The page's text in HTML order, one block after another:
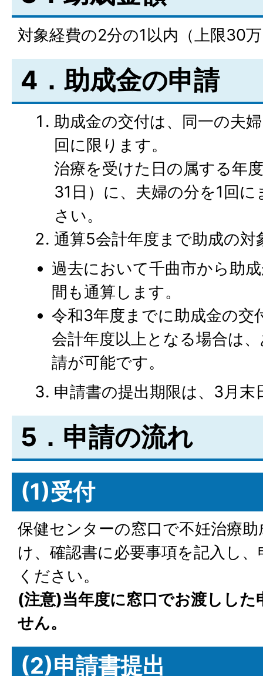
対象経費の2分の1以内（上限30
4．助成金の申請
助成金の交付は、同一の夫
回に限ります。
治療を受けた日の属する年
31日）に、夫婦の分を1回
さい。
通算5会計年度まで助成の
過去において千曲市から助
間も通算します。
令和3年度までに助成金の交
会計年度以上となる場合は
請が可能です。
申請書の提出期限は、3月末
5．申請の流れ
(1)受付
保健センターの窓口で不妊治療
け、確認書に必要事項を記入し
ください。
(注意)当年度に窓口でお渡しし
せん。
(2)申請書提出